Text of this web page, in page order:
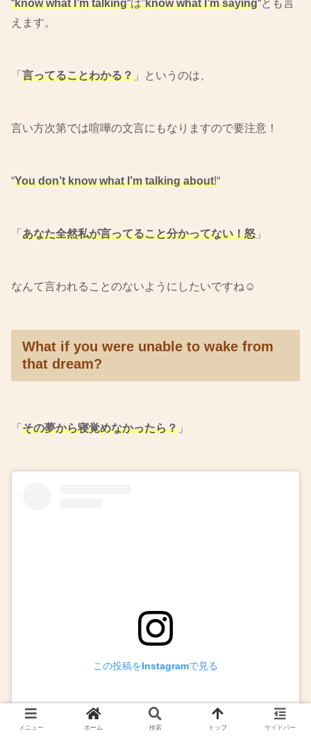
“know what I’m talking“は”know what I’m saying“とも言
えます。
「 言ってることわかる？ 」というのは、
言い方次第では喧嘩の文言にもなりますので要注意！
“You don’t know what I’m talking about!“
「 あなた全然私が言ってること分かってない！怒 」
なんて言われることのないようにしたいですね☺︎
What if you were unable to wake from
that dream?
「 その夢から寝覚めなかったら？ 」
この投稿をInstagramで見る
メニュー ホーム 検索 トップ サイドバー